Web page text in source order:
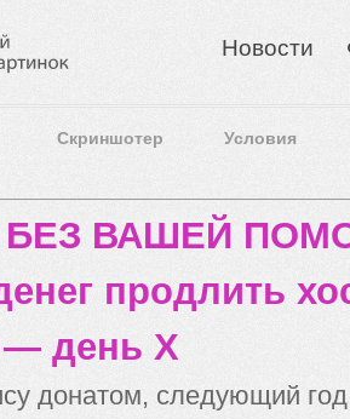
Новости
Скриншотер Условия
БЕЗ ВАШЕЙ
продлить
— день X
донатом, следующий